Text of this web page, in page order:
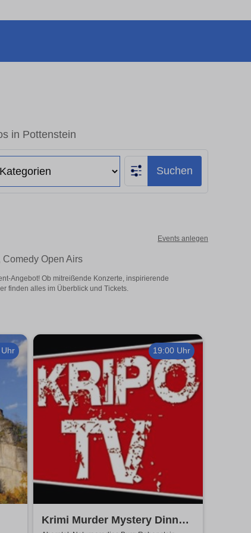
in Pottenstein
Suchen
Events anlegen
Open Airs
Angebot! Ob mitreißende Konzerte, inspirierende
finden alles im Überblick und Tickets.
19:00 Uhr
Krimi Murder Mystery Dinner